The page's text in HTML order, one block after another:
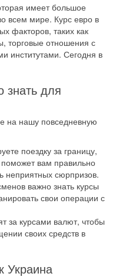
имеет большое
всем мире. Курс евро в
факторов, таких как
торговые отношения с
институтами. Сегодня в
знать для
на нашу повседневную
поездку за границу,
вам правильно
неприятных сюрпризов.
важно знать курсы
свои операции с
за курсами валют, чтобы
своих средств в
Украина